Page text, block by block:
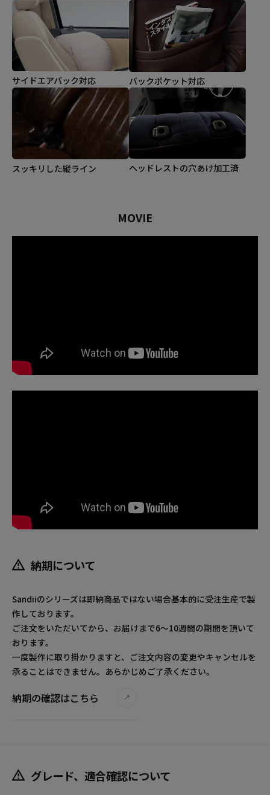
サイドエアバック対応 バックポケット対応
スッキリした縦ライン ヘッドレストの穴あけ加工済
MOVIE
納期について
Sandiiのシリーズは即納商品ではない場合基本的に受注生産で製
作しております。
ご注文をいただいてから、お届けまで6～10週間の期間を頂いて
おります。
一度製作に取り掛かりますと、ご注文内容の変更やキャンセルを
承ることはできません。あらかじめご了承ください。
納期の確認はこちら
グレード、適合確認について